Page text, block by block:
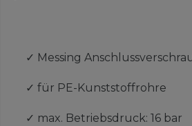
✓ Messing
✓ für PE-Kunststoffrohre
✓ max. Betriebsdruck: 16 bar